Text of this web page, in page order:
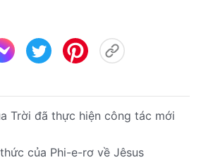
Trời đã thực hiện công tác mới
của Phi-e-rơ về Jêsus